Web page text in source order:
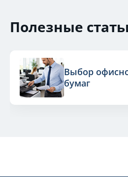
Полезные
Выбор
бумаг